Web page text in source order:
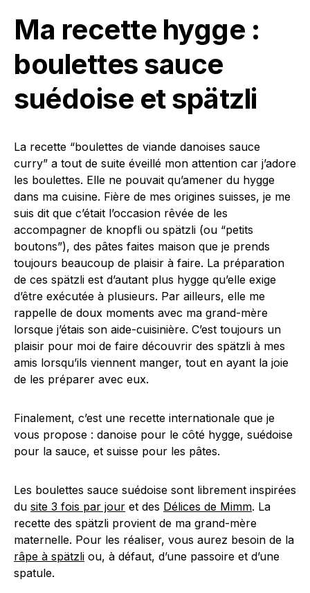
Ma recette hygge :
boulettes sauce
suédoise et spätzli
La recette “boulettes de viande danoises sauce
curry” a tout de suite éveillé mon attention car j’adore
les boulettes. Elle ne pouvait qu’amener du hygge
dans ma cuisine. Fière de mes origines suisses, je me
suis dit que c’était l’occasion rêvée de les
accompagner de knopfli ou spätzli (ou “petits
boutons”), des pâtes faites maison que je prends
toujours beaucoup de plaisir à faire. La préparation
de ces spätzli est d’autant plus hygge qu’elle exige
d’être exécutée à plusieurs. Par ailleurs, elle me
rappelle de doux moments avec ma grand-mère
lorsque j’étais son aide-cuisinière. C’est toujours un
plaisir pour moi de faire découvrir des spätzli à mes
amis lorsqu’ils viennent manger, tout en ayant la joie
de les préparer avec eux.
Finalement, c’est une recette internationale que je
vous propose : danoise pour le côté hygge, suédoise
pour la sauce, et suisse pour les pâtes.
Les boulettes sauce suédoise sont librement inspirées
du site 3 fois par jour et des Délices de Mimm. La
recette des spätzli provient de ma grand-mère
maternelle. Pour les réaliser, vous aurez besoin de la
râpe à spätzli ou, à défaut, d’une passoire et d’une
spatule.